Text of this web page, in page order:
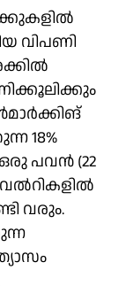
വിപണി
18%
പവൻ (22
വരും.